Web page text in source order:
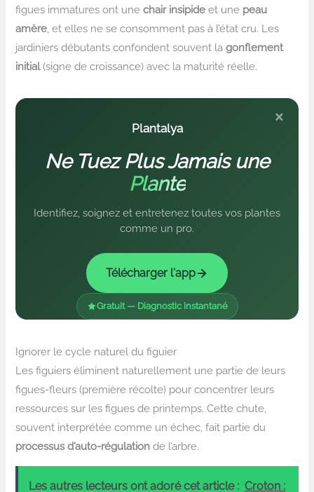
figues immatures ont unechair insipide et une peau
amère , et elles ne se consomment pas à l’état cru. Les
jardiniers débutants confondent souvent lagonflement
initial(signe de croissance) avec la maturité réelle.
×
Plantalya
Ne Tuez Plus Jamais une
Plante
Identifiez, soignez et entretenez toutes vos plantes
comme un pro.
Télécharger l'app
Gratuit — Diagnostic instantané
Ignorer le cycle naturel du figuier
Les figuiers éliminent naturellement une partie de leurs
figues-fleurs (première récolte) pour concentrer leurs
ressources sur les figues de printemps. Cette chute,
souvent interprétée comme un échec, fait partie du
processus d’auto-régulation de l’arbre.
Les autres lecteurs ont adoré cet article : Croton :